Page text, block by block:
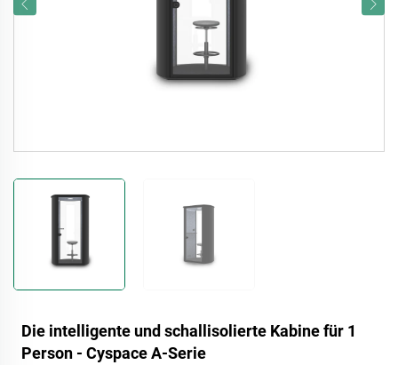
Die intelligente und schallisolierte Kabine für 1
Person - Cyspace A-Serie